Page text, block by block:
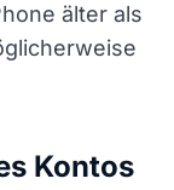
älter als
Kontos